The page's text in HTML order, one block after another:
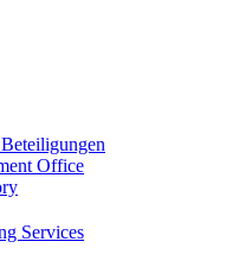
Office
Services